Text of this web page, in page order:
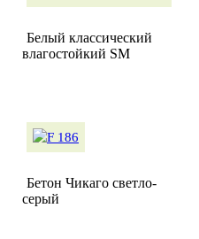
Белый классический
влагостойкий SM
Бетон Чикаго светло-
серый